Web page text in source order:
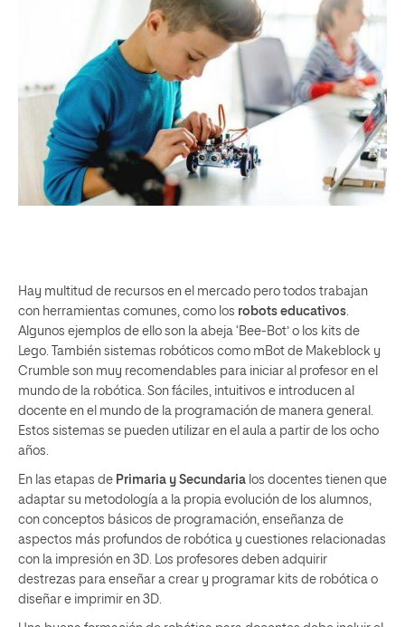
Hay multitud de recursos en el mercado pero todos trabajan
con herramientas comunes, como los robots educativos.
Algunos ejemplos de ello son la abeja ‘Bee-Bot’ o los kits de
Lego. También sistemas robóticos como mBot de Makeblock y
Crumble son muy recomendables para iniciar al profesor en el
mundo de la robótica. Son fáciles, intuitivos e introducen al
docente en el mundo de la programación de manera general.
Estos sistemas se pueden utilizar en el aula a partir de los ocho
años.
En las etapas de Primaria y Secundaria los docentes tienen que
adaptar su metodología a la propia evolución de los alumnos,
con conceptos básicos de programación, enseñanza de
aspectos más profundos de robótica y cuestiones relacionadas
con la impresión en 3D. Los profesores deben adquirir
destrezas para enseñar a crear y programar kits de robótica o
diseñar e imprimir en 3D.